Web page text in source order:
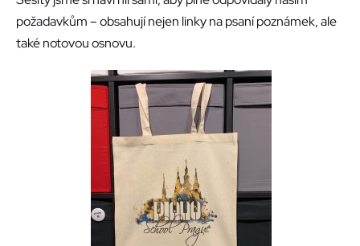
požadavkům – obsahují nejen linky na psaní poznámek, ale
také notovou osnovu.